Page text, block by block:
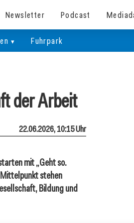
Newsletter Podcast
Fuhrpark
der Arbeit
22.06.2026, 10:15 Uhr
mit „Geht so.
stehen
Bildung und